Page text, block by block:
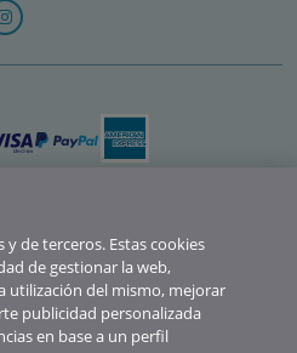
privacidad
de terceros. Estas cookies
de gestionar la web,
utilización del mismo, mejorar
publicidad personalizada
en base a un perfil